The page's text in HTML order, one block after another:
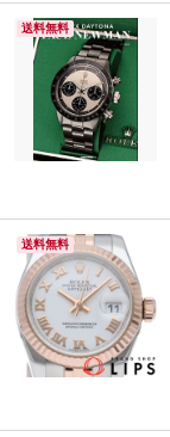
送料無料
送料無料